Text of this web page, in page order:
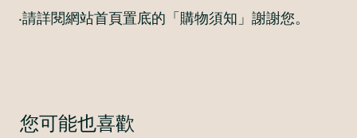
‧請詳閱網站首頁置底的「購物須知」謝謝您。
您可能也喜歡